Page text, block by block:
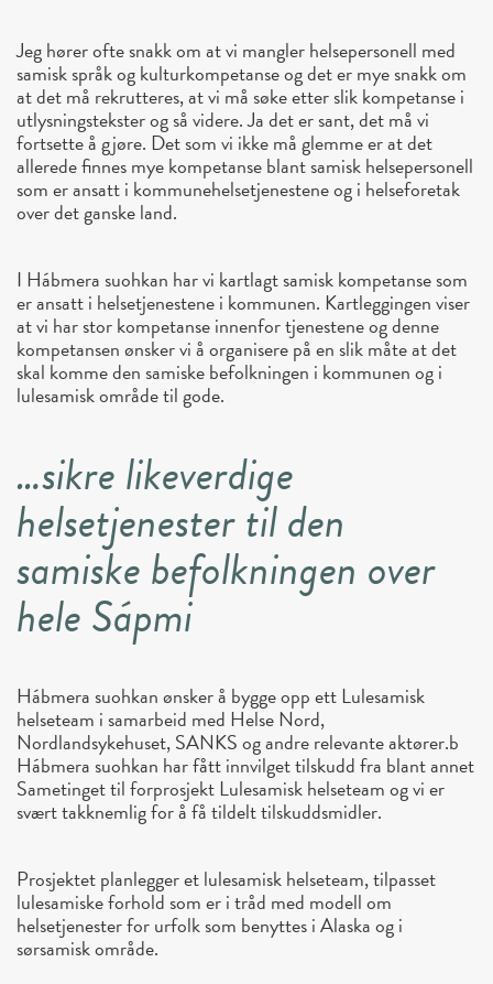
Jeg hører ofte snakk om at vi mangler helsepersonell med
samisk språk og kulturkompetanse og det er mye snakk om
at det må rekrutteres, at vi må søke etter slik kompetanse i
utlysningstekster og så videre. Ja det er sant, det må vi
fortsette å gjøre. Det som vi ikke må glemme er at det
allerede finnes mye kompetanse blant samisk helsepersonell
som er ansatt i kommunehelsetjenestene og i helseforetak
over det ganske land.
I Hábmera suohkan har vi kartlagt samisk kompetanse som
er ansatt i helsetjenestene i kommunen. Kartleggingen viser
at vi har stor kompetanse innenfor tjenestene og denne
kompetansen ønsker vi å organisere på en slik måte at det
skal komme den samiske befolkningen i kommunen og i
lulesamisk område til gode.
…sikre likeverdige
helsetjenester til den
samiske befolkningen over
hele Sápmi
Hábmera suohkan ønsker å bygge opp ett Lulesamisk
helseteam i samarbeid med Helse Nord,
Nordlandsykehuset, SANKS og andre relevante aktører.b
Hábmera suohkan har fått innvilget tilskudd fra blant annet
Sametinget til forprosjekt Lulesamisk helseteam og vi er
svært takknemlig for å få tildelt tilskuddsmidler.
Prosjektet planlegger et lulesamisk helseteam, tilpasset
lulesamiske forhold som er i tråd med modell om
helsetjenester for urfolk som benyttes i Alaska og i
sørsamisk område.